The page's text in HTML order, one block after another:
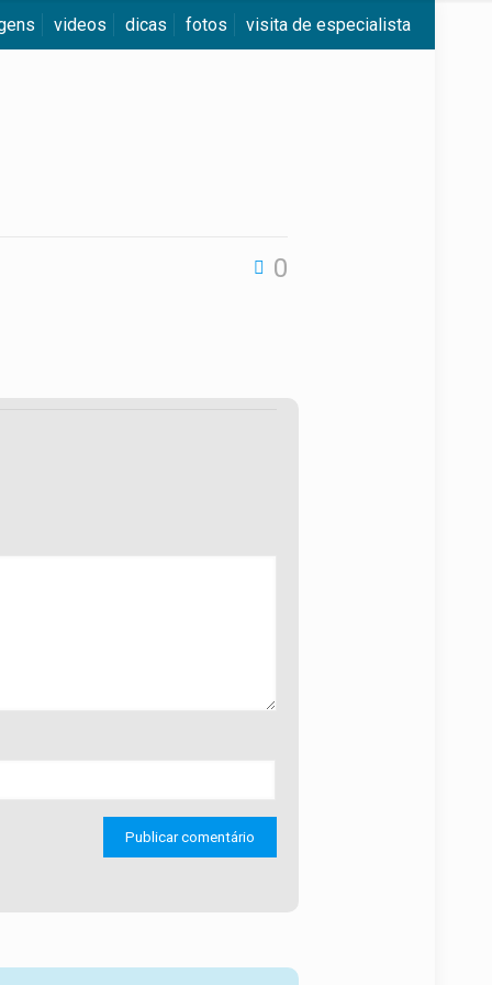
videos dicas fotos visita de especialista
0